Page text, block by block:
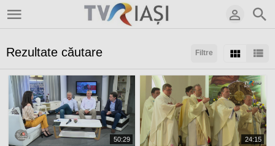
Filtre
Rezultate căutare
Sortaţi după:
Arată:
Rezultate/pagină:
50:29 24:15